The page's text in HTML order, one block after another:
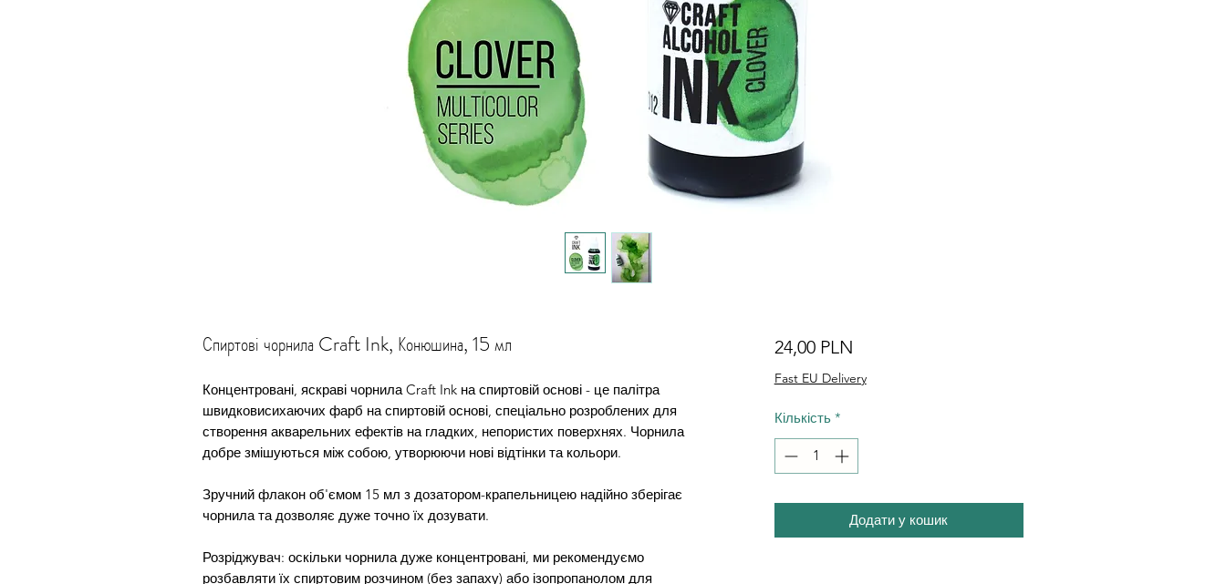
Спиртові чорнила Craft Ink, Конюшина, 15 мл
Концентровані, яскраві чорнила Craft Ink на спиртовій основі - це палітра
швидковисихаючих фарб на спиртовій основі, спеціально розроблених для
створення акварельних ефектів на гладких, непористих поверхнях. Чорнила
добре змішуються між собою, утворюючи нові відтінки та кольори.
Зручний флакон об'ємом 15 мл з дозатором-крапельницею надійно зберігає
чорнила та дозволяє дуже точно їх дозувати.
Розріджувач: оскільки чорнила дуже концентровані, ми рекомендуємо
розбавляти їх спиртовим розчином (без запаху) або ізопропанолом для
24,00 PLN
Fast EU Delivery
Кількість *
Додати у кошик